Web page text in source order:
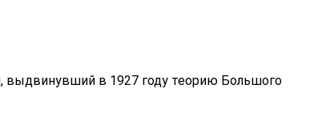
выдвинувший в 1927 году теорию Большого